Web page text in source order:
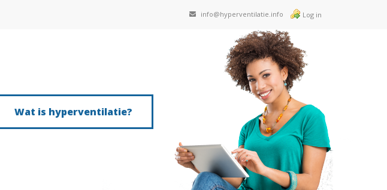
info@hyperventilatie.info Log in
Wat is hyperventilatie?